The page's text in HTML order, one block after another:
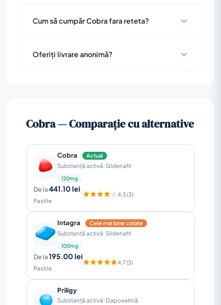
Cum să cumpăr Cobra fara reteta?
Oferiți livrare anonimă?
Cobra — Comparație cu alternative
Cobra Actual
Substanță activă: Sildenafil
120mg
De la441.10 lei
Pastile
4.3 (3)
Intagra Cele mai bine cotate
Substanță activă: Sildenafil
100mg
De la195.00 lei
Pastile
4.7 (3)
Priligy
Substanță activă: Dapoxetină